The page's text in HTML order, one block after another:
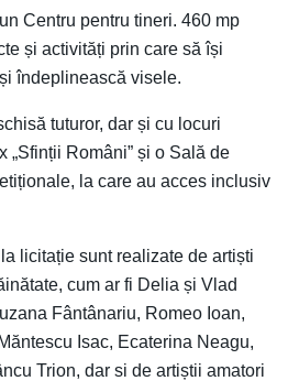
Centru pentru tineri. 460 mp
și activități prin care să își
îndeplinească visele.
tuturor, dar și cu locuri
„Sfinții Români” și o Sală de
la care au acces inclusiv
licitație sunt realizate de artiști
cum ar fi Delia și Vlad
Fântânariu, Romeo Ioan,
Isac, Ecaterina Neagu,
Trion, dar si de artiștii amatori